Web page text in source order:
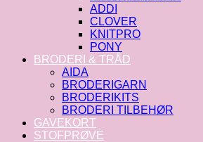
ADDI
CLOVER
KNITPRO
PONY
BRODERI & TRÅD
AIDA
BRODERIGARN
BRODERIKITS
BRODERI TILBEHØR
GAVEKORT
STOFPRØVE